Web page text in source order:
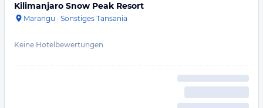
Kilimanjaro Snow Peak Resort
Marangu · Sonstiges Tansania
Keine Hotelbewertungen